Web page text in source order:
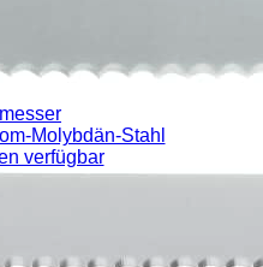
Molybdän-Stahl
verfügbar